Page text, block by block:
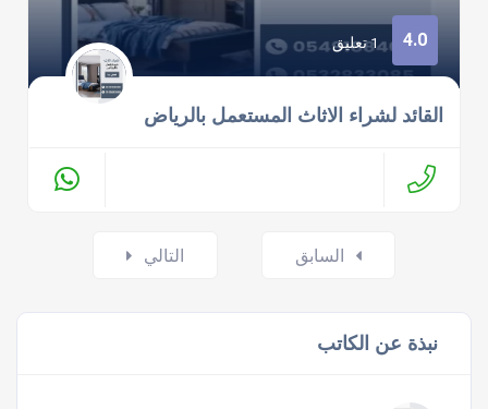
4.0 1 تعليق
القائد لشراء الاثاث المستعمل بالرياض
السابق التالي
نبذة عن الكاتب